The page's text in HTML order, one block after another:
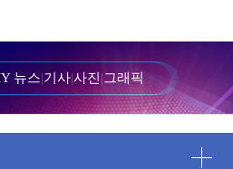
뉴스|기사|사진 |그래픽
600 지수는 나흘 연속
자체 억지력 강화